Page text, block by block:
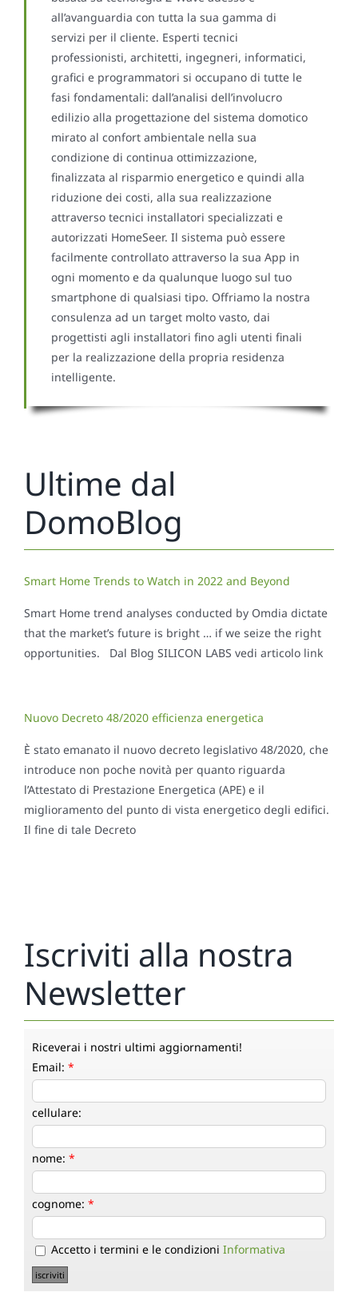
all’avanguardia con tutta la sua gamma di
servizi per il cliente. Esperti tecnici
professionisti, architetti, ingegneri, informatici,
grafici e programmatori si occupano di tutte le
fasi fondamentali: dall’analisi dell’involucro
edilizio alla progettazione del sistema domotico
mirato al confort ambientale nella sua
condizione di continua ottimizzazione,
finalizzata al risparmio energetico e quindi alla
riduzione dei costi, alla sua realizzazione
attraverso tecnici installatori specializzati e
autorizzati HomeSeer. Il sistema può essere
facilmente controllato attraverso la sua App in
ogni momento e da qualunque luogo sul tuo
smartphone di qualsiasi tipo. Offriamo la nostra
consulenza ad un target molto vasto, dai
progettisti agli installatori fino agli utenti finali
per la realizzazione della propria residenza
intelligente.
Ultime dal
DomoBlog
Smart Home Trends to Watch in 2022 and Beyond
Smart Home trend analyses conducted by Omdia dictate
that the market’s future is bright … if we seize the right
opportunities. Dal Blog SILICON LABS vedi articolo link
Nuovo Decreto 48/2020 efficienza energetica
È stato emanato il nuovo decreto legislativo 48/2020, che
introduce non poche novità per quanto riguarda
l’Attestato di Prestazione Energetica (APE) e il
miglioramento del punto di vista energetico degli edifici.
Il fine di tale Decreto
Iscriviti alla nostra
Newsletter
Riceverai i nostri ultimi aggiornamenti!
Email: *
cellulare:
nome: *
cognome: *
Accetto i termini e le condizioni Informativa